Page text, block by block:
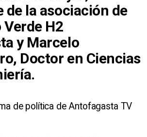
de la asociación de
H2
y Marcelo
Doctor en Ciencias
de política de Antofagasta TV